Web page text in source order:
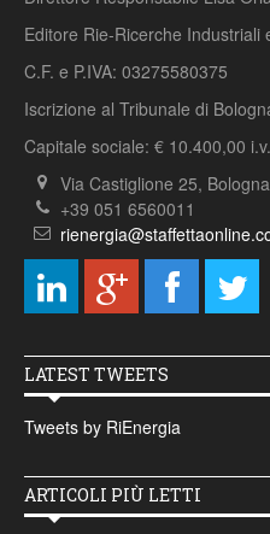
Editore Rie-Ricerche Industriali
C.F. e P.IVA: 03275580375
Iscrizione al Tribunale di
Capitale sociale: € 10.400,00 i.v.
Via Castiglione 25, Bologna
+39 051 6560011
LATEST TWEETS
Tweets by RiEnergia
ARTICOLI PIÙ LETTI